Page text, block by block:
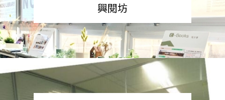
興閱坊